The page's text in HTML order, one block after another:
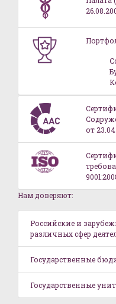
от
Нам доверяют:
Российские и
различных сфер
Государственные
Государственные